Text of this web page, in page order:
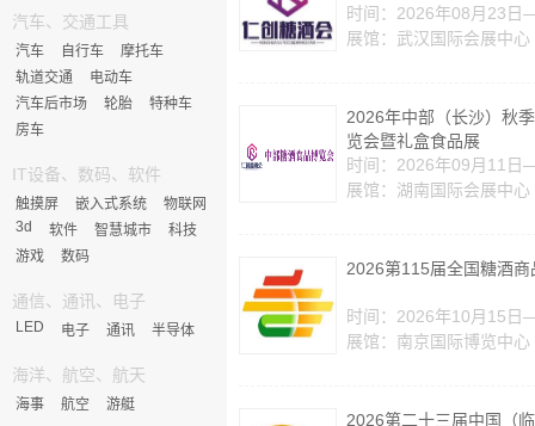
汽车、交通工具
汽车 自行车
摩托车
轨道交通
电动车
汽车后市场
轮胎
特种车
房车
IT设备、数码、软件
触摸屏 嵌入式系统
物联网
3d
软件 智慧城市
科技
游戏
数码
通信、通讯、电子
LED 电子 通讯 半导体
海洋、航空、航天
海事 航空 游艇
时间：2026年08月23日
展馆：武汉国际会展中心
2026年中部（长沙）秋
览会暨礼盒食品展
时间：2026年09月11日
展馆：湖南国际会展中心
2026第115届全国糖酒商
时间：2026年10月15日
展馆：南京国际博览中心
2026第二十三届中国（